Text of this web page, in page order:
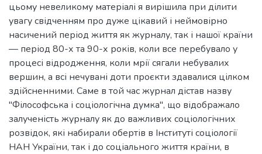
цьому невеликому матеріалі я вирішила при ділити
увагу свідченням про дуже цікавий і неймовірно
насичений період життя як журналу, так і нашої країни
— період 80-х та 90-х років, коли все перебувало у
процесі відродження, коли мрії сягали небувалих
вершин, а всі нечувані доти проєкти здавалися цілком
здійсненними. Саме в той час журнал дістав назву
"Філософська і соціологічна думка", що відображало
залученість журналу як до важливих соціологічних
розвідок, які набирали обертів в Інституті соціології
НАН України, так і до соціального життя країни, в